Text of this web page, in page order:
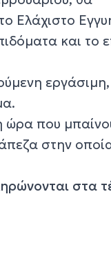
Ελάχιστο
και το
εργάσιμη,
ώρα που
στην
στα